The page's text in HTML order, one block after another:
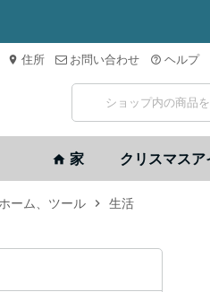
location_on 住所 お問い合わせ help_outline ヘルプ
home 家 クリスマスア
ーム、ツール chevron_right 生活